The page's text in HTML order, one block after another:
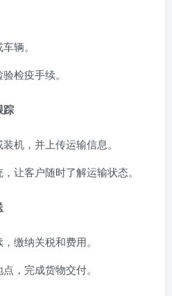
辆。
检疫手续。
踪
机，并上传运输信息。
让客户随时了解运输状态。
缴纳关税和费用。
，完成货物交付。